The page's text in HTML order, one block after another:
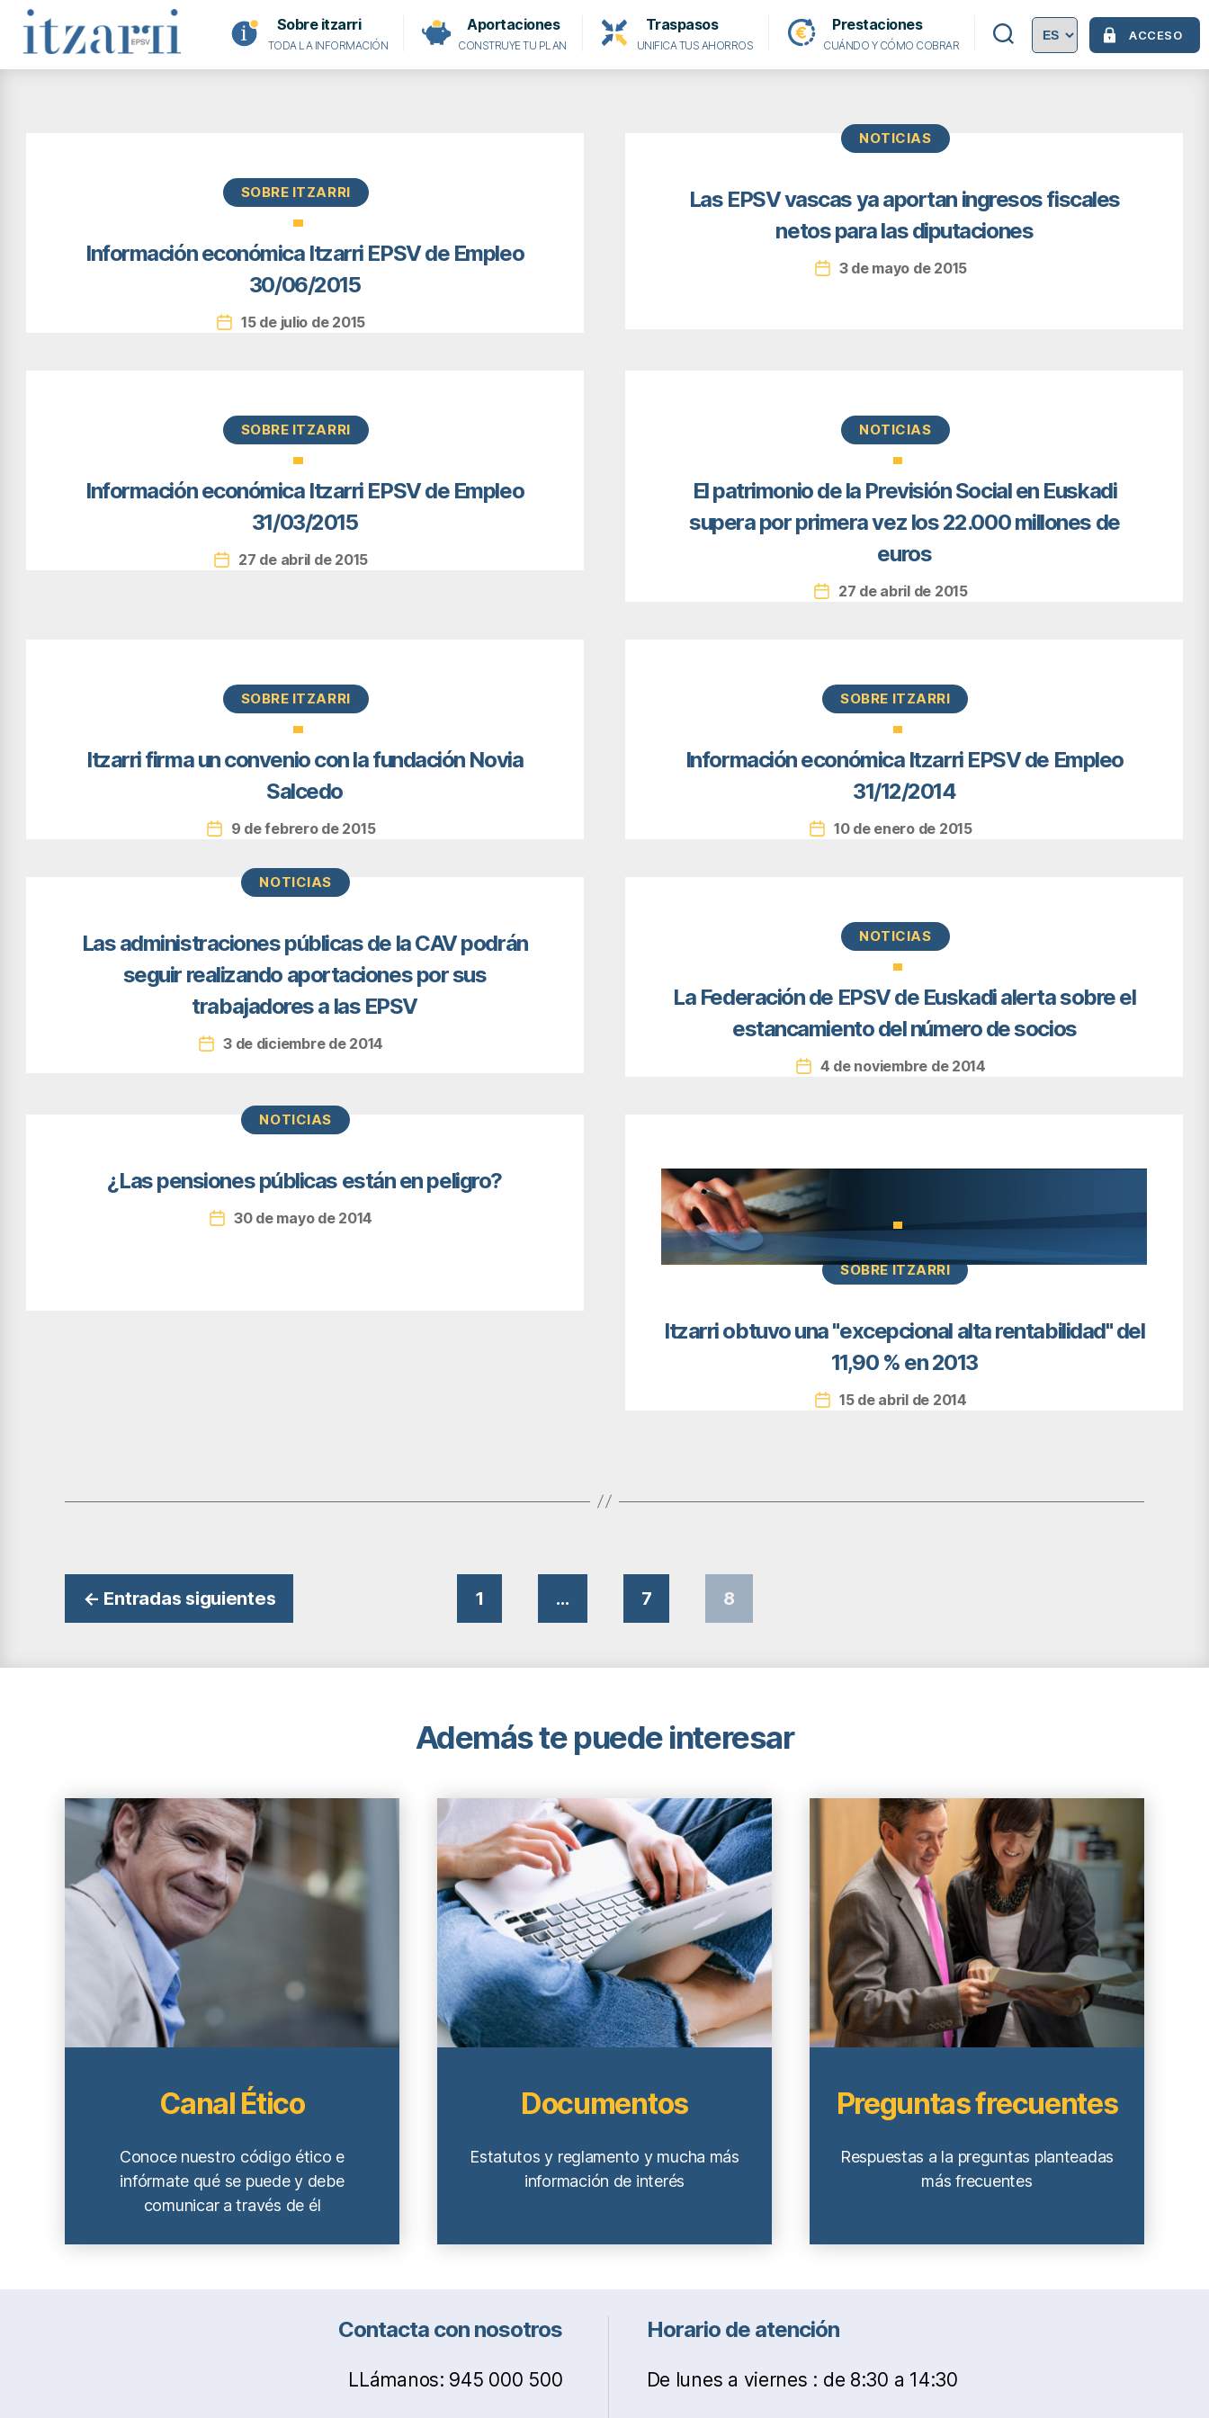
de
empleo
Sobre itzarri
TODA LA INFORMACIÓN
Aportaciones
CONSTRUYE TU PLAN
Traspasos
UNIFICA TUS AHORROS
Prestaciones
CUÁNDO Y CÓMO COBRAR
ACCESO
Categorías
SOBRE ITZARRI
Información económica Itzarri EPSV de Empleo
30/06/2015
Fecha
15 de julio de 2015
Categorías
NOTICIAS
Las EPSV vascas ya aportan ingresos fiscales
netos para las diputaciones
Fecha3 de mayo de 2015
Categorías
SOBRE ITZARRI
Información económica Itzarri EPSV de Empleo
31/03/2015
Fecha27 de abril de 2015
Categorías
NOTICIAS
El patrimonio de la Previsión Social en Euskadi
supera por primera vez los 22.000 millones de
euros
Fecha27 de abril de 2015
Categorías
SOBRE ITZARRI
Itzarri firma un convenio con la fundación Novia
Salcedo
Fecha
entrada
9 de febrero de 2015
Categorías
SOBRE ITZARRI
Información económica Itzarri EPSV de Empleo
31/12/2014
Fecha
10 de enero de 2015
Categorías
NOTICIAS
Las administraciones públicas de la CAV podrán
seguir realizando aportaciones por sus
trabajadores a las EPSV
Fecha
entrada
3 de diciembre de 2014
Categorías
NOTICIAS
La Federación de EPSV de Euskadi alerta sobre el
estancamiento del número de socios
Fecha
4 de noviembre de 2014
Categorías
NOTICIAS
¿Las pensiones públicas están en peligro?
Fecha30 de mayo de 2014
Categorías
SOBRE ITZARRI
Itzarri obtuvo una "excepcional alta rentabilidad" del
11,90 % en 2013
Fecha
15 de abril de 2014
Navegación
de
← Entradas siguientes 1 … 7 8
Además te puede interesar
Canal Ético
Conoce nuestro código ético e
infórmate qué se puede y debe
comunicar a través de él
Documentos
Estatutos y reglamento y mucha más
información de interés
Preguntas frecuentes
Respuestas a la preguntas planteadas
más frecuentes
Contacta con nosotros
LLámanos: 945 000 500
Horario de atención
De lunes a viernes : de 8:30 a 14:30